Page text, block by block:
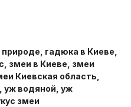
природе гадюка в Киеве
змеи в Киеве змеи
Киевская область
уж водяной уж
змеи